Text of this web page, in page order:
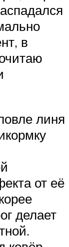
в
линя
от её
делает